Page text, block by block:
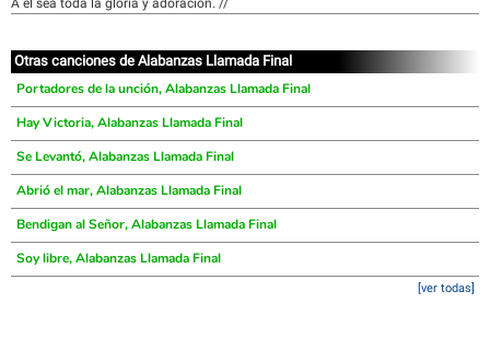
A el sea toda la gloria y adoración. //
Otras canciones de Alabanzas Llamada Final
Portadores de la unción, Alabanzas Llamada Final
Hay Victoria, Alabanzas Llamada Final
Se Levantó, Alabanzas Llamada Final
Abrió el mar, Alabanzas Llamada Final
Bendigan al Señor, Alabanzas Llamada Final
Soy libre, Alabanzas Llamada Final
[ver todas]